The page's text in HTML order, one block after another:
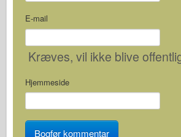
E-mail
Kræves, vil ikke blive
Hjemmeside